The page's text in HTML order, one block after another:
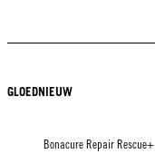
GLOEDNIEUW
Bonacure Repair Rescue+